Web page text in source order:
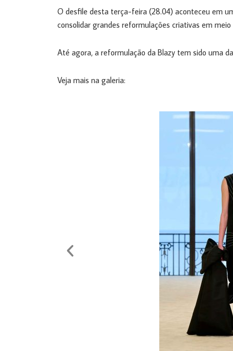
O desfile desta terça-feira (28.04) aconteceu em
consolidar grandes reformulações criativas em
Até agora, a reformulação da Blazy tem sido uma
Veja mais na galeria: